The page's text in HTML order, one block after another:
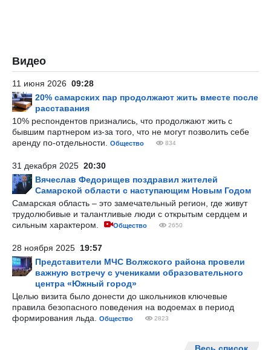
Видео
11 июня 2026 09:28
20% самарских пар продолжают жить вместе после
расставания
10% респондентов признались, что продолжают жить с
бывшим партнером из-за того, что не могут позволить себе
аренду по-отдельности.
Общество 834
31 декабря 2025 20:30
Вячеслав Федорищев поздравил жителей
Самарской области с наступающим Новым Годом
Самарская область – это замечательный регион, где живут
трудолюбивые и талантливые люди с открытым сердцем и
сильным характером.
Общество 2650
28 ноября 2025 19:57
Представители МЧС Волжского района провели
важную встречу с учениками образовательного
центра «Южный город»
Целью визита было донести до школьников ключевые
правила безопасного поведения на водоемах в период
формирования льда.
Общество 2823